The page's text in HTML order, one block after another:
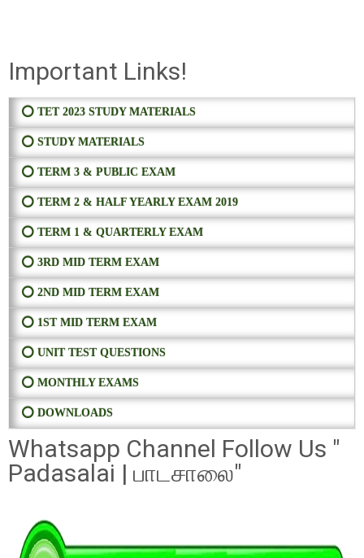
Important Links!
⭕ TET 2023 STUDY MATERIALS
⭕ STUDY MATERIALS
⭕ TERM 3 & PUBLIC EXAM
⭕ TERM 2 & HALF YEARLY EXAM 2019
⭕ TERM 1 & QUARTERLY EXAM
⭕ 3RD MID TERM EXAM
⭕ 2ND MID TERM EXAM
⭕ 1ST MID TERM EXAM
⭕ UNIT TEST QUESTIONS
⭕ MONTHLY EXAMS
⭕ DOWNLOADS
Whatsapp Channel Follow Us "
Padasalai | பாடசாலை"